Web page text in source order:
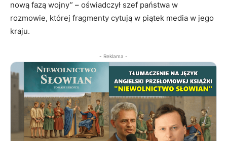
nową fazą wojny” – oświadczył szef państwa w
rozmowie, której fragmenty cytują w piątek media w jego
kraju.
- Reklama -